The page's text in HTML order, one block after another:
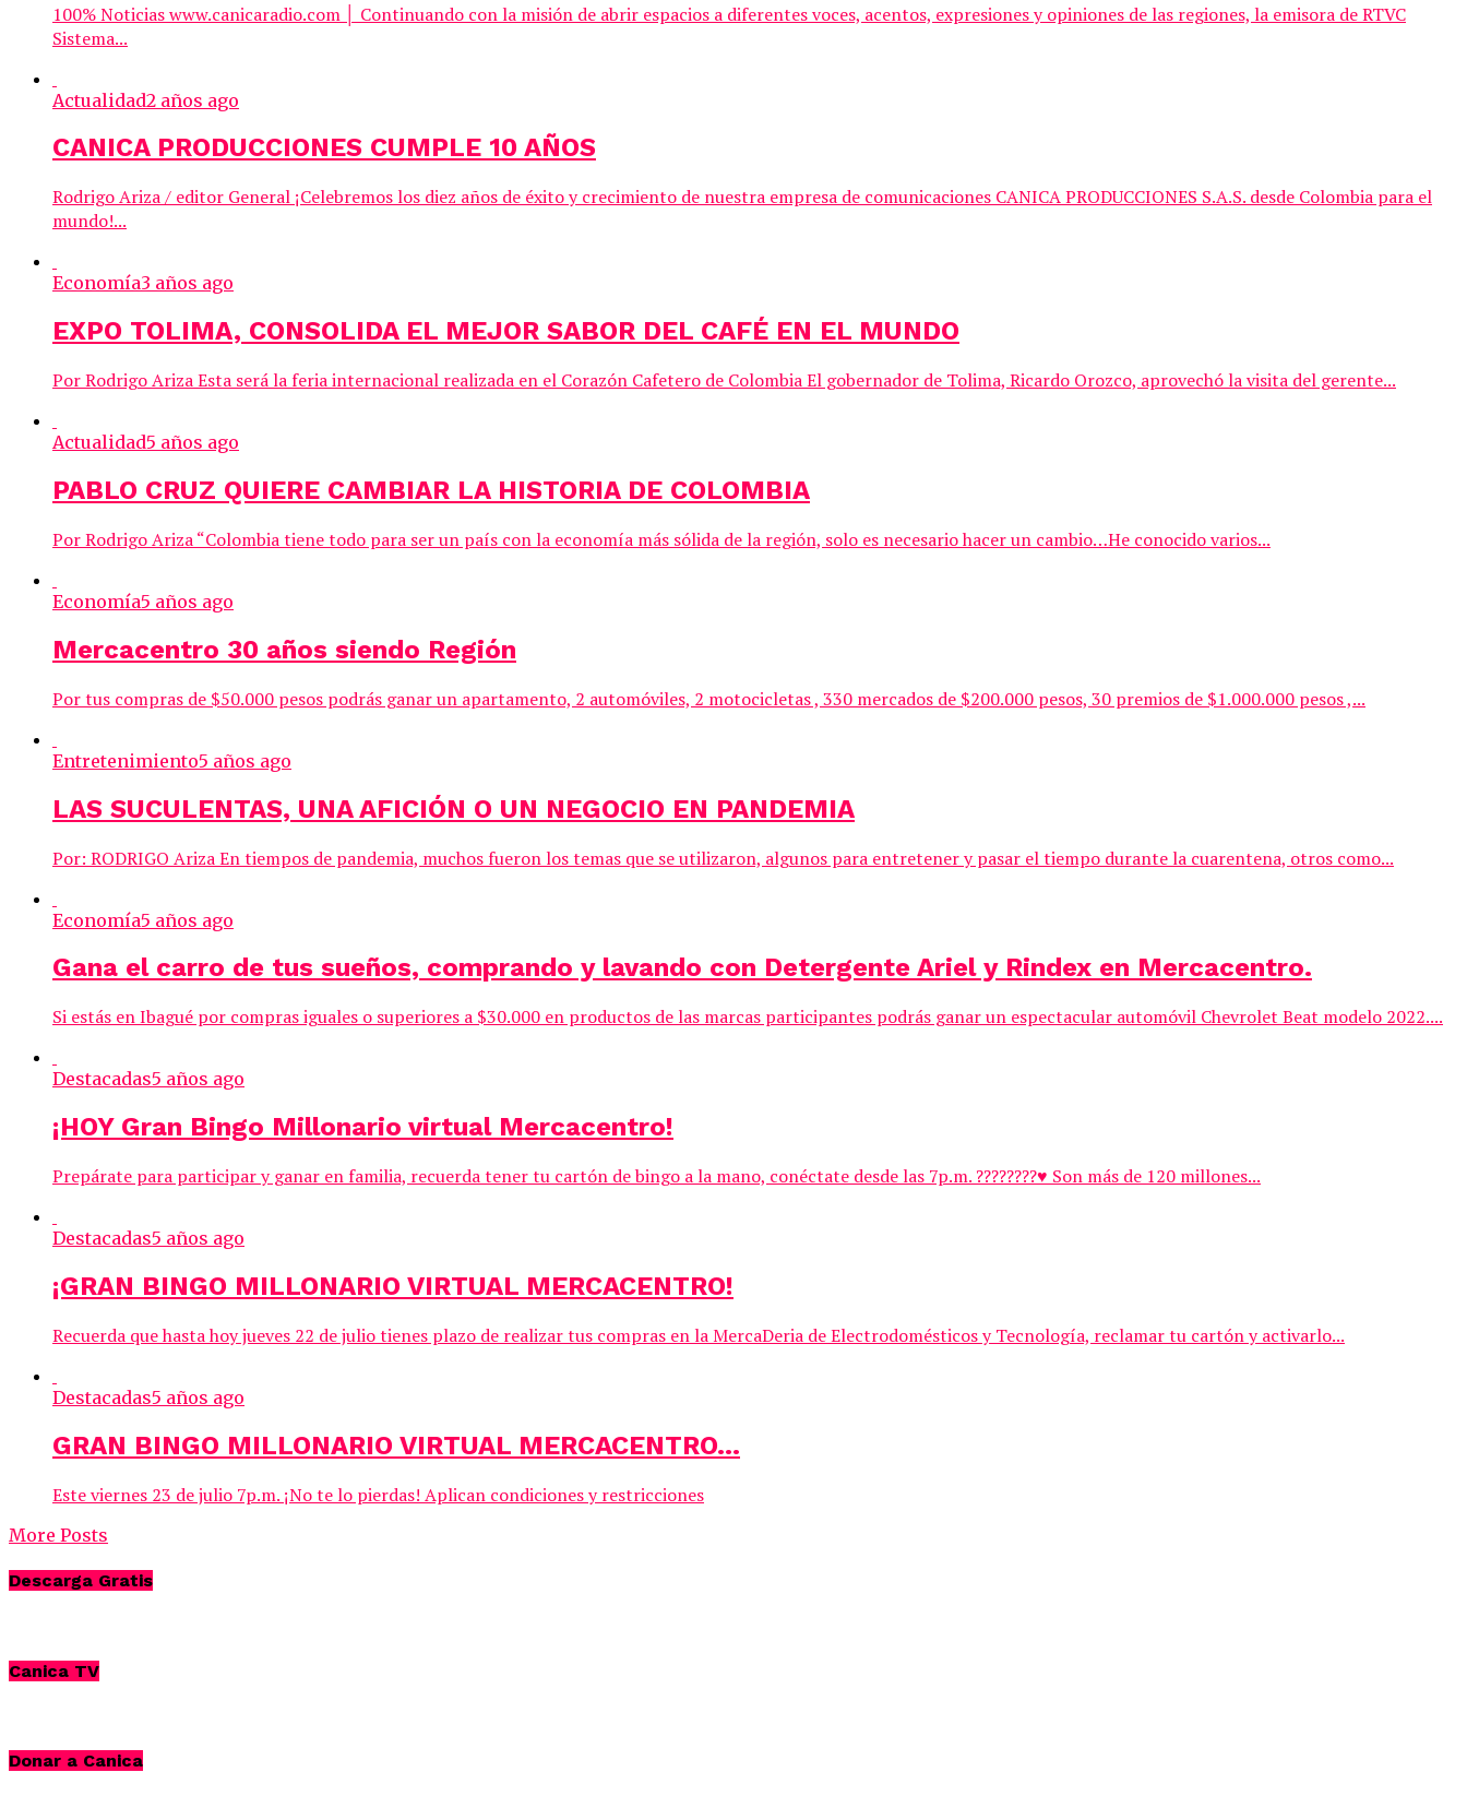
100% Noticias www.canicaradio.com │ Continuando con la misión de abrir espacios a diferentes voces, acentos, expresiones y opiniones de las regiones, la emisora de RTVC
Sistema...
Actualidad2 años ago
CANICA PRODUCCIONES CUMPLE 10 AÑOS
Rodrigo Ariza / editor General ¡Celebremos los diez años de éxito y crecimiento de nuestra empresa de comunicaciones CANICA PRODUCCIONES S.A.S. desde Colombia para el
mundo!...
Economía3 años ago
EXPO TOLIMA, CONSOLIDA EL MEJOR SABOR DEL CAFÉ EN EL MUNDO
Por Rodrigo Ariza Esta será la feria internacional realizada en el Corazón Cafetero de Colombia El gobernador de Tolima, Ricardo Orozco, aprovechó la visita del gerente...
Actualidad5 años ago
PABLO CRUZ QUIERE CAMBIAR LA HISTORIA DE COLOMBIA
Por Rodrigo Ariza “Colombia tiene todo para ser un país con la economía más sólida de la región, solo es necesario hacer un cambio…He conocido varios...
Economía5 años ago
Mercacentro 30 años siendo Región
Por tus compras de $50.000 pesos podrás ganar un apartamento, 2 automóviles, 2 motocicletas , 330 mercados de $200.000 pesos, 30 premios de $1.000.000 pesos ,...
Entretenimiento5 años ago
LAS SUCULENTAS, UNA AFICIÓN O UN NEGOCIO EN PANDEMIA
Por: RODRIGO Ariza En tiempos de pandemia, muchos fueron los temas que se utilizaron, algunos para entretener y pasar el tiempo durante la cuarentena, otros como...
Economía5 años ago
Gana el carro de tus sueños, comprando y lavando con Detergente Ariel y Rindex en Mercacentro.
Si estás en Ibagué por compras iguales o superiores a $30.000 en productos de las marcas participantes podrás ganar un espectacular automóvil Chevrolet Beat modelo 2022....
Destacadas5 años ago
¡HOY Gran Bingo Millonario virtual Mercacentro!
Prepárate para participar y ganar en familia, recuerda tener tu cartón de bingo a la mano, conéctate desde las 7p.m. ????????♥️ Son más de 120 millones...
Destacadas5 años ago
¡GRAN BINGO MILLONARIO VIRTUAL MERCACENTRO!
Recuerda que hasta hoy jueves 22 de julio tienes plazo de realizar tus compras en la MercaDeria de Electrodomésticos y Tecnología, reclamar tu cartón y activarlo...
Destacadas5 años ago
GRAN BINGO MILLONARIO VIRTUAL MERCACENTRO…
Este viernes 23 de julio 7p.m. ¡No te lo pierdas! Aplican condiciones y restricciones
More Posts
Descarga Gratis
Canica TV
Donar a Canica